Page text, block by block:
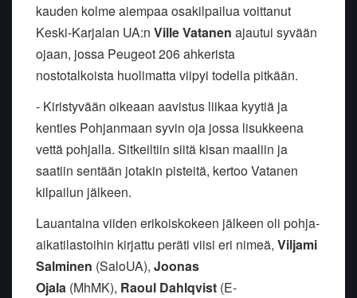
kauden kolme aiempaa osakilpailua voittanut
Keski-Karjalan UA:n Ville Vatanen ajautui syvään
ojaan, jossa Peugeot 206 ahkerista
nostotalkoista huolimatta viipyi todella pitkään.
- Kiristyvään oikeaan aavistus liikaa kyytiä ja
kenties Pohjanmaan syvin oja jossa lisukkeena
vettä pohjalla. Sitkeiltiin siitä kisan maaliin ja
saatiin sentään jotakin pisteitä, kertoo Vatanen
kilpailun jälkeen.
Lauantaina viiden erikoiskokeen jälkeen oli pohja-
aikatilastoihin kirjattu peräti viisi eri nimeä, Viljami
Salminen (SaloUA), Joonas
Ojala (MhMK), Raoul Dahlqvist (E-